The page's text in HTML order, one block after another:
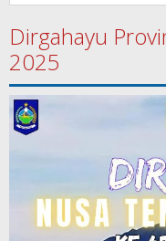
Dirgahayu
2025